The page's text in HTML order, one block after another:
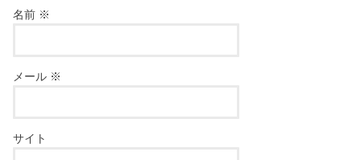
名前 ※
メール ※
サイト